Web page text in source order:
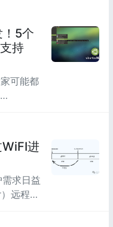
5个
持
可能都
进
求日益
远程升